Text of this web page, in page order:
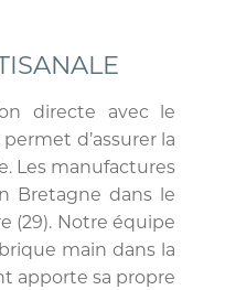
directe avec le
d’assurer la
Les manufactures
Bretagne dans le
(29). Notre équipe
main dans la
apporte sa propre